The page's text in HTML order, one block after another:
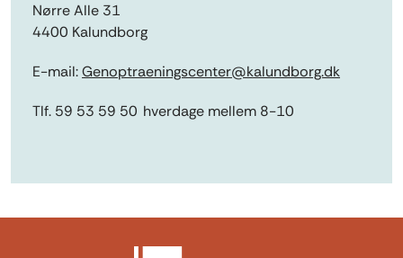
Nørre Alle 31
4400 Kalundborg
E-mail:Genoptraeningscenter@kalundborg.dk
Tlf. 59 53 59 50 hverdage mellem 8-10